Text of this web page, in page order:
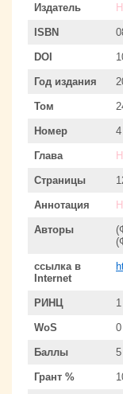
Издатель
ISBN
DOI
Год издания
Том
Номер 4
Глава
Страницы
Аннотация
Авторы
ссылка в
Internet
РИНЦ 1
WoS 0
Баллы 5
Грант %